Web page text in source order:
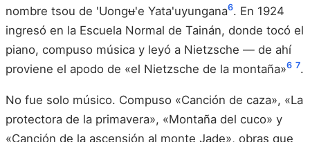
nombre tsou de 'Uongʉ'e Yata'uyungana6. En 1924
ingresó en la Escuela Normal de Tainán, donde tocó el
piano, compuso música y leyó a Nietzsche — de ahí
proviene el apodo de «el Nietzsche de la montaña»6 7.
No fue solo músico. Compuso «Canción de caza», «La
protectora de la primavera», «Montaña del cuco» y
«Canción de la ascensión al monte Jade», obras que